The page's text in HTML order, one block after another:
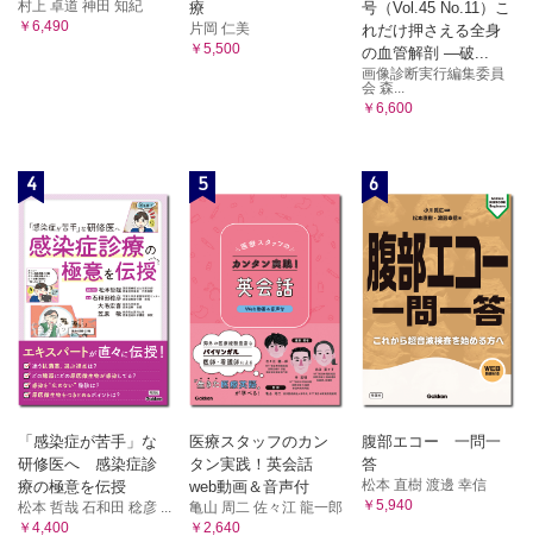
村上 卓道 神田 知紀
￥6,490
療
片岡 仁美
￥5,500
号（Vol.45 No.11）こ
れだけ押さえる全身
の血管解剖 ―破...
画像診断実行編集委員
会 森...
￥6,600
4
「感染症が苦手」な
研修医へ 感染症診
療の極意を伝授
松本 哲哉 石和田 稔彦 ...
￥4,400
5
医療スタッフのカン
タン実践！英会話
web動画＆音声付
亀山 周二 佐々江 龍一郎
￥2,640
6
腹部エコー 一問一
答
松本 直樹 渡邊 幸信
￥5,940